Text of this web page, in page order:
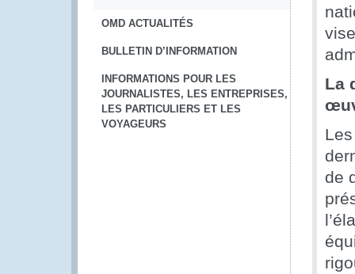
OMD ACTUALITÉS
BULLETIN D’INFORMATION
INFORMATIONS POUR LES
JOURNALISTES, LES ENTREPRISES,
LES PARTICULIERS ET LES
VOYAGEURS
La
de